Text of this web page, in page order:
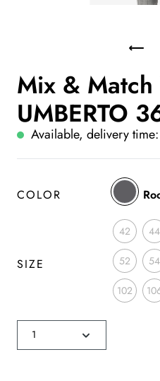
Mix &
UMBERTO
Available, delivery
COLOR
SIZE
42 44
52 54
102